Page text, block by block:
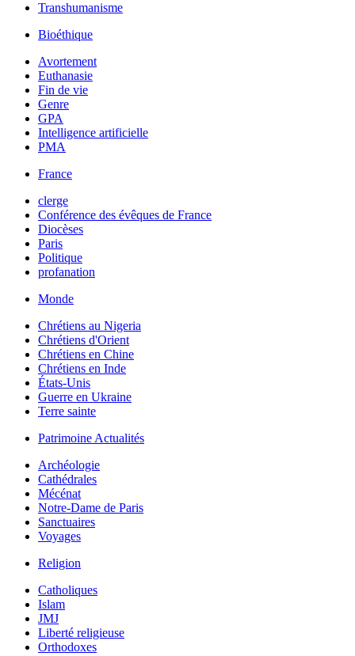
Transhumanisme
Bioéthique
Avortement
Euthanasie
Fin de vie
Genre
GPA
Intelligence artificielle
PMA
France
clerge
Conférence des évêques de France
Diocèses
Paris
Politique
profanation
Monde
Chrétiens au Nigeria
Chrétiens d'Orient
Chrétiens en Chine
Chrétiens en Inde
États-Unis
Guerre en Ukraine
Terre sainte
Patrimoine Actualités
Archéologie
Cathédrales
Mécénat
Notre-Dame de Paris
Sanctuaires
Voyages
Religion
Catholiques
Islam
JMJ
Liberté religieuse
Orthodoxes